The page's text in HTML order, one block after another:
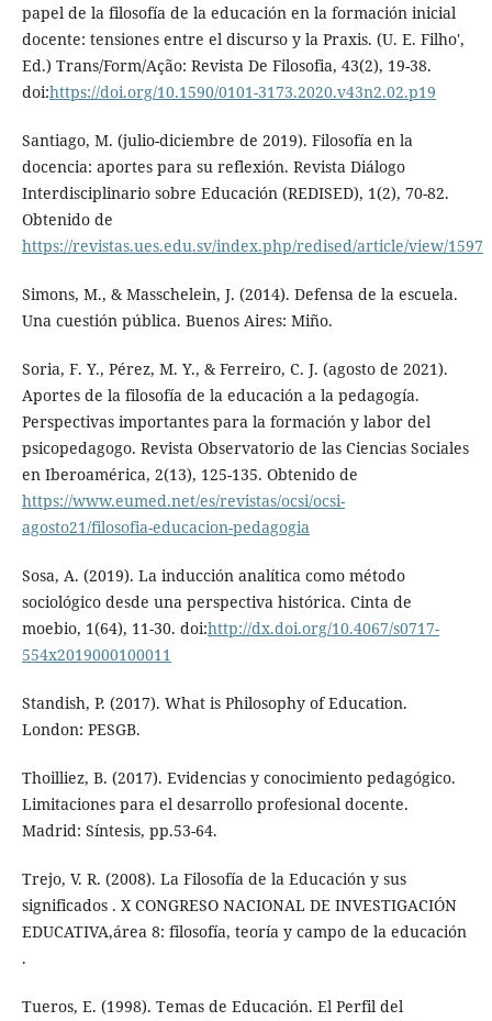
papel de la filosofía de la educación en la formación inicial
docente: tensiones entre el discurso y la Praxis. (U. E. Filho',
Ed.) Trans/Form/Ação: Revista De Filosofia, 43(2), 19-38.
doi:https://doi.org/10.1590/0101-3173.2020.v43n2.02.p19
Santiago, M. (julio-diciembre de 2019). Filosofía en la
docencia: aportes para su reflexión. Revista Diálogo
Interdisciplinario sobre Educación (REDISED), 1(2), 70-82.
Obtenido de
https://revistas.ues.edu.sv/index.php/redised/article/view/1597
Simons, M., & Masschelein, J. (2014). Defensa de la escuela.
Una cuestión pública. Buenos Aires: Miño.
Soria, F. Y., Pérez, M. Y., & Ferreiro, C. J. (agosto de 2021).
Aportes de la filosofía de la educación a la pedagogía.
Perspectivas importantes para la formación y labor del
psicopedagogo. Revista Observatorio de las Ciencias Sociales
en Iberoamérica, 2(13), 125-135. Obtenido de
https://www.eumed.net/es/revistas/ocsi/ocsi-
agosto21/filosofia-educacion-pedagogia
Sosa, A. (2019). La inducción analítica como método
sociológico desde una perspectiva histórica. Cinta de
moebio, 1(64), 11-30. doi:http://dx.doi.org/10.4067/s0717-
554x2019000100011
Standish, P. (2017). What is Philosophy of Education.
London: PESGB.
Thoilliez, B. (2017). Evidencias y conocimiento pedagógico.
Limitaciones para el desarrollo profesional docente.
Madrid: Síntesis, pp.53-64.
Trejo, V. R. (2008). La Filosofía de la Educación y sus
significados . X CONGRESO NACIONAL DE INVESTIGACIÓN
EDUCATIVA,área 8: filosofía, teoría y campo de la educación
.
Tueros, E. (1998). Temas de Educación. El Perfil del